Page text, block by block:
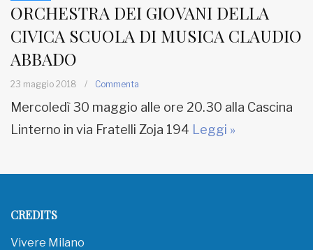
ORCHESTRA DEI GIOVANI DELLA
CIVICA SCUOLA DI MUSICA CLAUDIO
ABBADO
23 maggio 2018 / Commenta
Mercoledì 30 maggio alle ore 20.30 alla Cascina
Linterno in via Fratelli Zoja 194 Leggi »
CREDITS
Vivere Milano